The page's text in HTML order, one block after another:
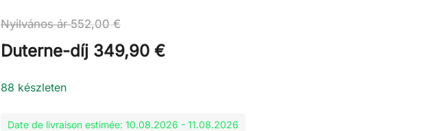
Nyilvános ár552,00€
Duterne-díj 349,90 €
88 készleten
Date de livraison estimée: 10.08.2026 - 11.08.2026